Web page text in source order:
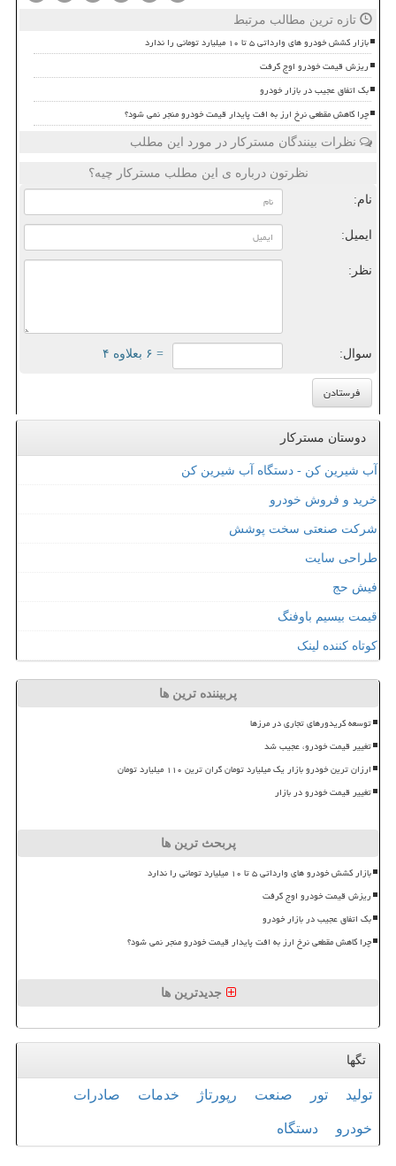
تازه ترین مطالب مرتبط
بازار کشش خودرو های وارداتی ۵ تا ۱۰ میلیارد تومانی را ندارد
ریزش قیمت خودرو اوج گرفت
بک اتفاق عجیب در بازار خودرو
چرا کاهش مقطعی نرخ ارز به افت پایدار قیمت خودرو منجر نمی شود؟
نظرات بینندگان مسترکار در مورد این مطلب
نظرتون درباره ی این مطلب مسترکار چیه؟
نام:
ایمیل:
نظر:
سوال: = ۶ بعلاوه ۴
دوستان مسترکار
آب شیرین کن - دستگاه آب شیرین کن
خرید و فروش خودرو
شرکت صنعتی سخت پوشش
طراحی سایت
فیش حج
قیمت بیسیم باوفنگ
کوتاه کننده لینک
پربیننده ترین ها
توسعه کریدورهای تجاری در مرزها
تغییر قیمت خودرو، عجیب شد
ارزان ترین خودرو بازار یک میلیارد تومان گران ترین ۱۱۰ میلیارد تومان
تغییر قیمت خودرو در بازار
پربحث ترین ها
بازار کشش خودرو های وارداتی ۵ تا ۱۰ میلیارد تومانی را ندارد
ریزش قیمت خودرو اوج گرفت
بک اتفاق عجیب در بازار خودرو
چرا کاهش مقطعی نرخ ارز به افت پایدار قیمت خودرو منجر نمی شود؟
جدیدترین ها
تگها
تولید تور صنعت رپورتاژ خدمات صادرات
خودرو دستگاه